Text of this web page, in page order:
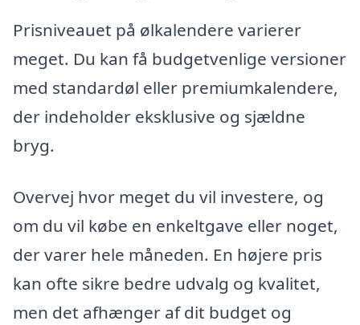
Prisniveauet på ølkalendere varierer
meget. Du kan få budgetvenlige versioner
med standardøl eller premiumkalendere,
der indeholder eksklusive og sjældne
bryg.
Overvej hvor meget du vil investere, og
om du vil købe en enkeltgave eller noget,
der varer hele måneden. En højere pris
kan ofte sikre bedre udvalg og kvalitet,
men det afhænger af dit budget og